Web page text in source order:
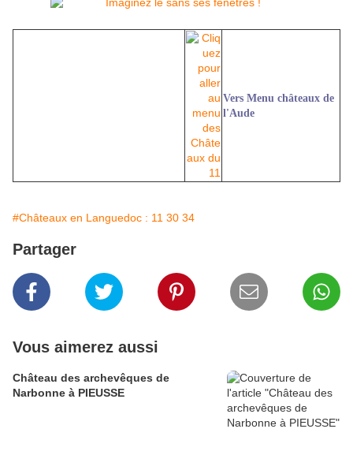
Vers Menu châteaux de
l'Aude
#Châteaux en Languedoc : 11 30 34
Partager
Vous aimerez aussi
Château des archevêques de
Narbonne à PIEUSSE